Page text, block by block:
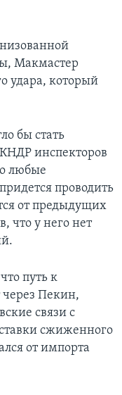
Макмастер
удара, который
бы стать
инспекторов
любые
проводить
от предыдущих
что у него нет
путь к
Пекин,
связи с
сжиженного
от импорта